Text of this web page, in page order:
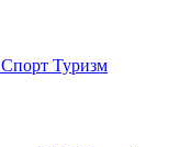
Спорт Туризм